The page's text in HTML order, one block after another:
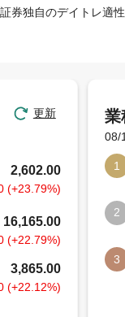
券独自のデイトレ適性